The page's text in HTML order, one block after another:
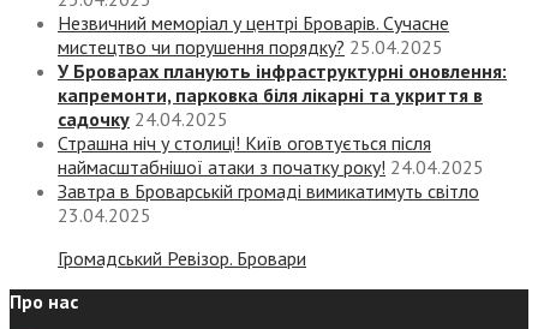
Незвичний меморіал у центрі Броварів. Сучасне
мистецтво чи порушення порядку? 25.04.2025
У Броварах планують інфраструктурні оновлення:
капремонти, парковка біля лікарні та укриття в
садочку 24.04.2025
Страшна ніч у столиці! Київ оговтується після
наймасштабнішої атаки з початку року! 24.04.2025
Завтра в Броварській громаді вимикатимуть світло
23.04.2025
Громадський Ревізор. Бровари
Про нас